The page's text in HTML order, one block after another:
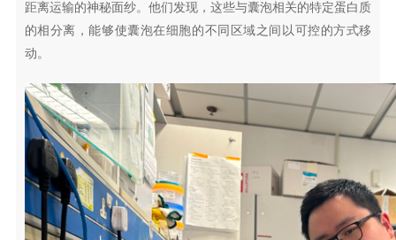
距离运输的神秘面纱。他们发现，这些与囊泡相关的特定蛋白质
的相分离，能够使囊泡在细胞的不同区域之间以可控的方式移
动。